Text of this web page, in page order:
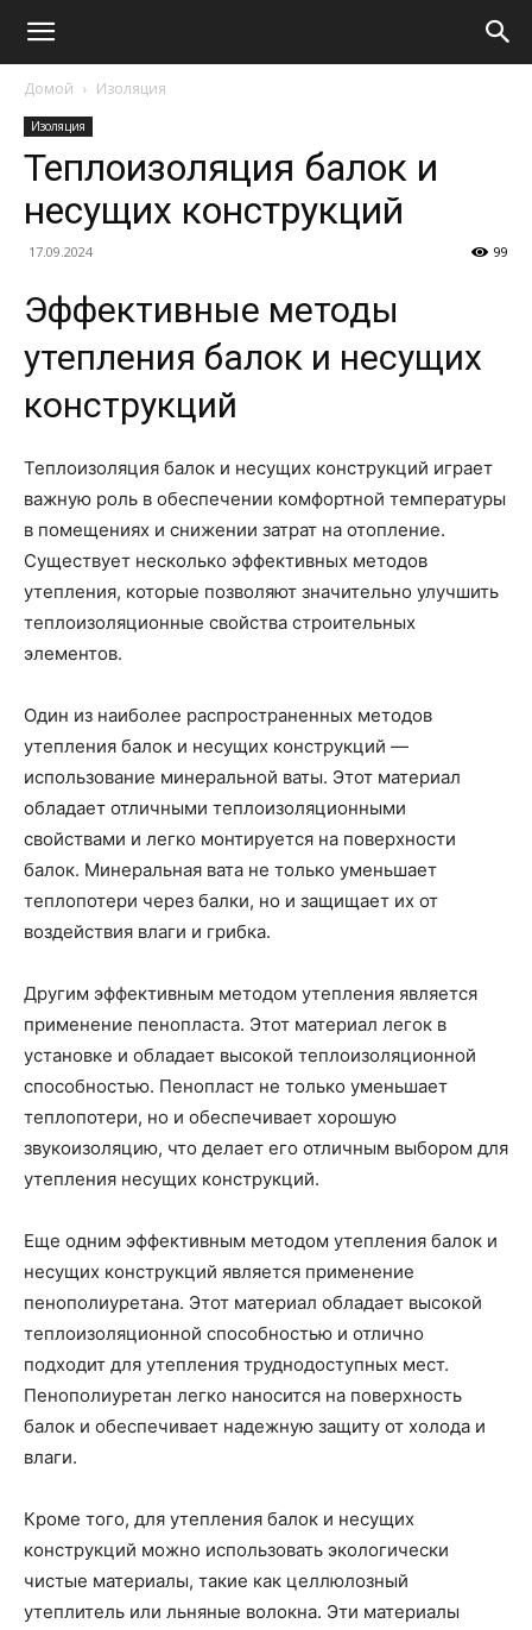
Домой Изоляция
Изоляция
Теплоизоляция балок и
несущих конструкций
17.09.2024 99
Эффективные методы
утепления балок и несущих
конструкций
Теплоизоляция балок и несущих конструкций играет
важную роль в обеспечении комфортной температуры
в помещениях и снижении затрат на отопление.
Существует несколько эффективных методов
утепления, которые позволяют значительно улучшить
теплоизоляционные свойства строительных
элементов.
Один из наиболее распространенных методов
утепления балок и несущих конструкций —
использование минеральной ваты. Этот материал
обладает отличными теплоизоляционными
свойствами и легко монтируется на поверхности
балок. Минеральная вата не только уменьшает
теплопотери через балки, но и защищает их от
воздействия влаги и грибка.
Другим эффективным методом утепления является
применение пенопласта. Этот материал легок в
установке и обладает высокой теплоизоляционной
способностью. Пенопласт не только уменьшает
теплопотери, но и обеспечивает хорошую
звукоизоляцию, что делает его отличным выбором для
утепления несущих конструкций.
Еще одним эффективным методом утепления балок и
несущих конструкций является применение
пенополиуретана. Этот материал обладает высокой
теплоизоляционной способностью и отлично
подходит для утепления труднодоступных мест.
Пенополиуретан легко наносится на поверхность
балок и обеспечивает надежную защиту от холода и
влаги.
Кроме того, для утепления балок и несущих
конструкций можно использовать экологически
чистые материалы, такие как целлюлозный
утеплитель или льняные волокна. Эти материалы